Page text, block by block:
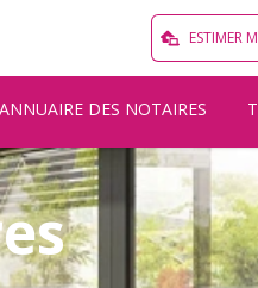
ESTIMER
ANNUAIRE DES NOTAIRES